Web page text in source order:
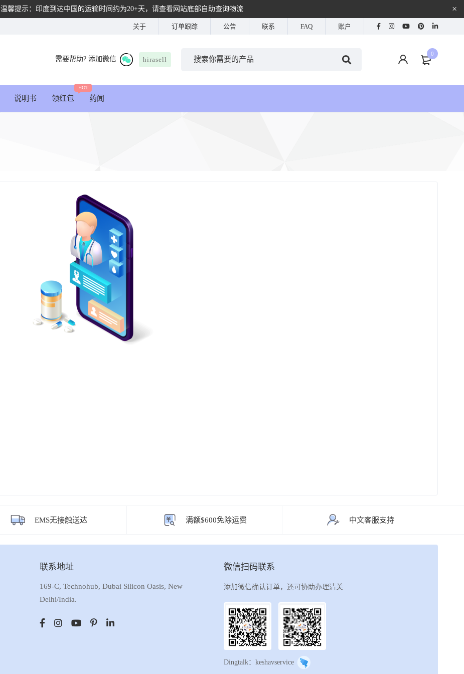
温馨提示：印度到达中国的运输时间约为20+天，请查看网站底部自助查询物流
关于 订单跟踪 公告 联系 FAQ 账户
0
需要帮助? 添加微信 hirasell
说明书 领红包
HOT
药闻
EMS无接触送达 满额$600免除运费 中文客服支持
联系地址
169-C, Technohub, Dubai Silicon Oasis, New
Delhi/India.
微信扫码联系
添加微信确认订单，还可协助办理清关
Dingtalk：keshavservice